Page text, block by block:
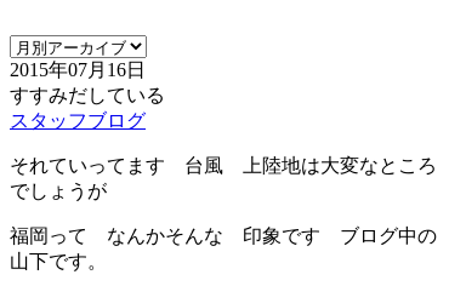
2015年07月16日
すすみだしている
スタッフブログ
それていってます 台風 上陸地は大変なところ
でしょうが
福岡って なんかそんな 印象です ブログ中の
山下です。